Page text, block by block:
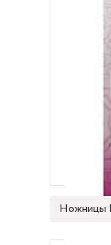
-
-
Ножницы